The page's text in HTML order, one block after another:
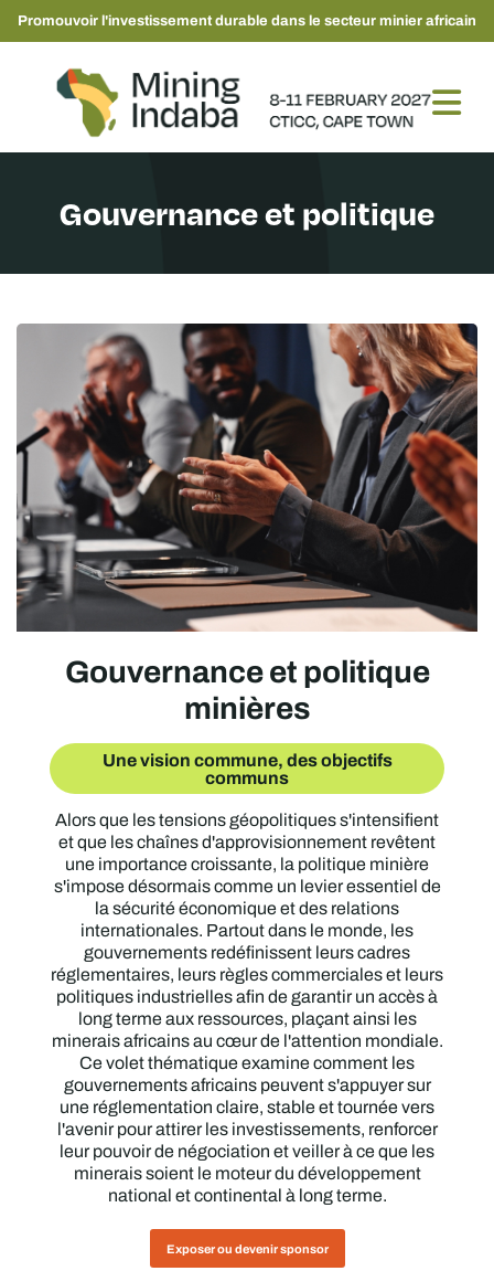
Promouvoir l'investissement durable dans le secteur minier africain
Gouvernance et politique
Gouvernance et politique
minières
Une vision commune, des objectifs
communs
Alors que les tensions géopolitiques s'intensifient
et que les chaînes d'approvisionnement revêtent
une importance croissante, la politique minière
s'impose désormais comme un levier essentiel de
la sécurité économique et des relations
internationales. Partout dans le monde, les
gouvernements redéfinissent leurs cadres
réglementaires, leurs règles commerciales et leurs
politiques industrielles afin de garantir un accès à
long terme aux ressources, plaçant ainsi les
minerais africains au cœur de l'attention mondiale.
Ce volet thématique examine comment les
gouvernements africains peuvent s'appuyer sur
une réglementation claire, stable et tournée vers
l'avenir pour attirer les investissements, renforcer
leur pouvoir de négociation et veiller à ce que les
minerais soient le moteur du développement
national et continental à long terme.
Exposer ou devenir sponsor